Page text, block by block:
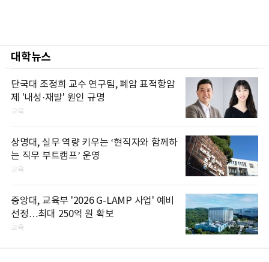
대학뉴스
단국대 조정희 교수 연구팀, 폐암 표적항암
제 '내성·재발' 원인 규명
교육
상명대, 실무 역량 키우는 ‘현직자와 함께하
는 직무 부트캠프’ 운영
교육
중앙대, 교육부 '2026 G-LAMP 사업' 예비
선정…최대 250억 원 확보
교육